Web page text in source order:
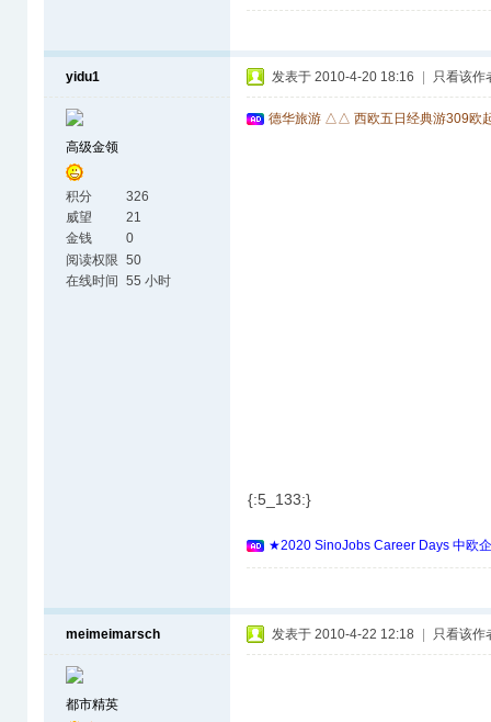
yidu1
高级金领
积分
326
威望
21
金钱
0
阅读权限 50
在线时间 55 小时
发表于 2010-4-20 18:16 只看该作
德华旅游 △△ 西欧五日经典游309欧
{:5_133:}
★2020 SinoJobs Career Days 中欧
meimeimarsch
都市精英
发表于 2010-4-22 12:18 只看该作